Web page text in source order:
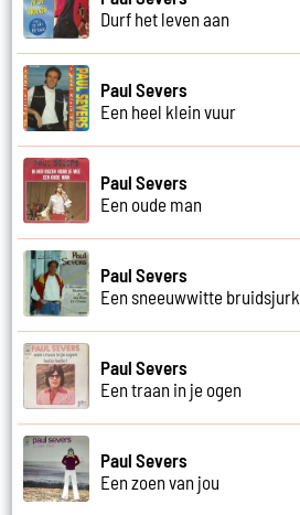
Durf het leven aan
Paul Severs
Een heel klein vuur
Paul Severs
Een oude man
Paul Severs
Een sneeuwwitte bruidsjurk
Paul Severs
Een traan in je ogen
Paul Severs
Een zoen van jou